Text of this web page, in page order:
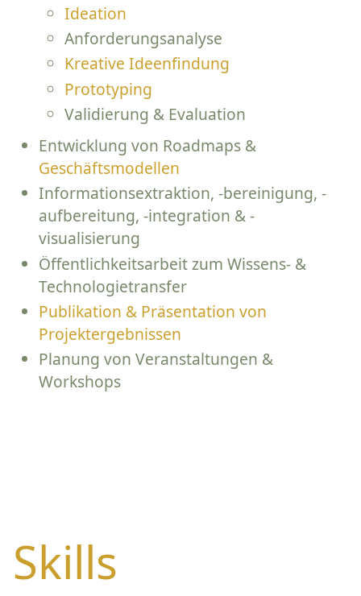
Ideation
Anforderungsanalyse
Kreative Ideenfindung
Prototyping
Validierung & Evaluation
Entwicklung von Roadmaps &
Geschäftsmodellen
Informationsextraktion, -bereinigung, -
aufbereitung, -integration & -
visualisierung
Öffentlichkeitsarbeit zum Wissens- &
Technologietransfer
Publikation & Präsentation von
Projektergebnissen
Planung von Veranstaltungen &
Workshops
Skills